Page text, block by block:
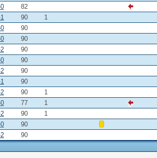
82
90
1
90
90
90
90
90
90
90
1
77
1
90
1
90
90